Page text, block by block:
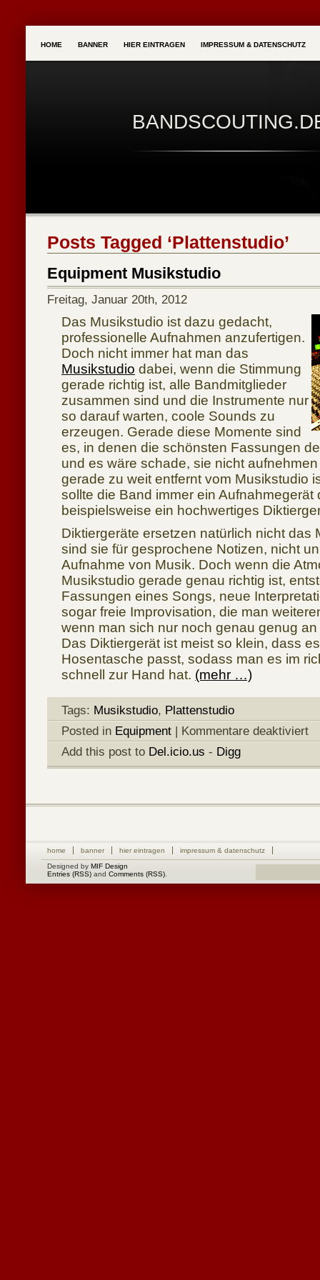
HOME BANNER HIER EINTRAGEN IMPRESSUM & DATENSCHUTZ
Posts Tagged ‘Plattenstudio’
Equipment Musikstudio
Freitag, Januar 20th, 2012
Das Musikstudio ist dazu gedacht,
professionelle Aufnahmen anzufertigen.
Doch nicht immer hat man das
Musikstudio dabei, wenn die Stimmung
gerade richtig ist, alle Bandmitglieder
zusammen sind und die Instrumente nur
so darauf warten, coole Sounds zu
erzeugen. Gerade diese Momente sind
es, in denen die schönsten Fassungen
und es wäre schade, sie nicht
gerade zu weit entfernt vom Musikstudio
sollte die Band immer ein Aufnahmegerät
beispielsweise ein hochwertiges
Diktiergeräte ersetzen natürlich nicht das
sind sie für gesprochene Notizen, nicht
Aufnahme von Musik. Doch wenn die
Musikstudio gerade genau richtig ist,
Fassungen eines Songs, neue
sogar freie Improvisation, die man
wenn man sich nur noch genau genug
Das Diktiergerät ist meist so klein, dass
Hosentasche passt, sodass man es im
schnell zur Hand hat. (mehr …)
Tags: Musikstudio, Plattenstudio
Posted in Equipment | Kommentare deaktiviertfür
Add this post to Del.icio.us - Digg
home banner hier eintragen
impressum & datenschutz
Designed by MIF Design
Entries (RSS) and Comments (RSS)